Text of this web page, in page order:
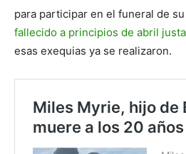
para participar en el funeral de
fallecido a principios de abril
esas exequias ya se realizaron.